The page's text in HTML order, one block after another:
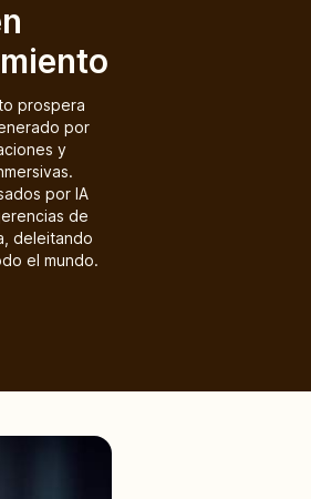
prospera
por
y
por IA
de
deleitando
el mundo.